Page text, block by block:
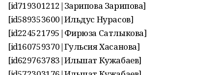
[id719301212|Зарипова Зарипова]
[id589353600|Ильдус Нурасов]
[id224521795|Фирюза Сатлыкова]
[id160759370|Гульсия Хасанова]
[id629763783|Ильшат Кужабаев]